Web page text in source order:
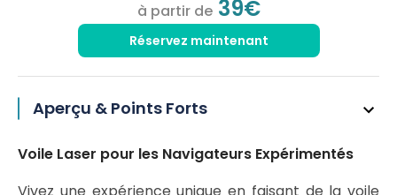
à partir de 39€
Réservez maintenant
Aperçu & Points Forts
Voile Laser pour les Navigateurs Expérimentés